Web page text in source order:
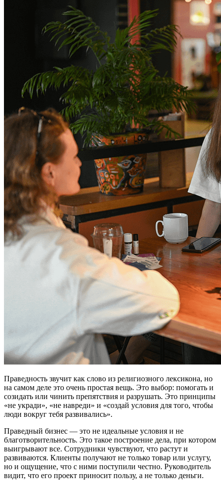
Праведность звучит как слово из религиозного лексикона, но
на самом деле это очень простая вещь. Это выбор: помогать и
созидать или чинить препятствия и разрушать. Это принципы
«не укради», «не навреди» и «создай условия для того, чтобы
люди вокруг тебя развивались».
Праведный бизнес — это не идеальные условия и не
благотворительность. Это такое построение дела, при котором
выигрывают все. Сотрудники чувствуют, что растут и
развиваются. Клиенты получают не только товар или услугу,
но и ощущение, что с ними поступили честно. Руководитель
видит, что его проект приносит пользу, а не только деньги.